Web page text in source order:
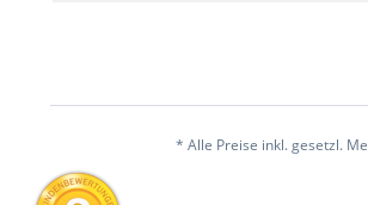
* Alle Preise inkl. gesetzl.